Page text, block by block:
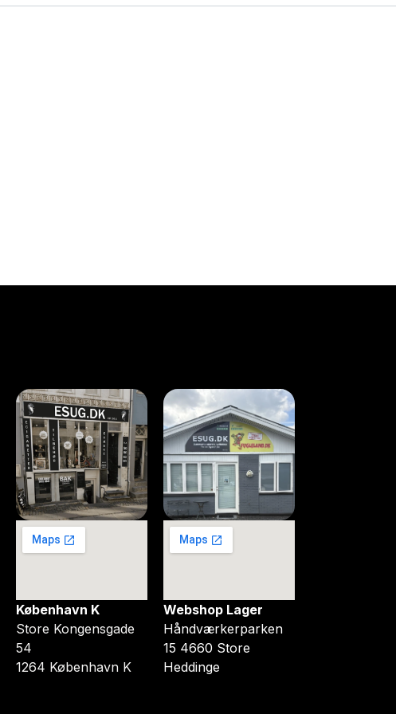
København K
Store Kongensgade
54
1264 København K
Webshop Lager
Håndværkerparken
15 4660 Store
Heddinge